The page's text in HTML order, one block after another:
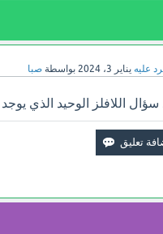
عليه يناير 3، 2024 بواسطة صبا
اللافلز الوحيد الذي